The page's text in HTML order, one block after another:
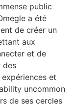
public
a été
de créer un
aux
et de
des
et
uncommon
de ses cercles